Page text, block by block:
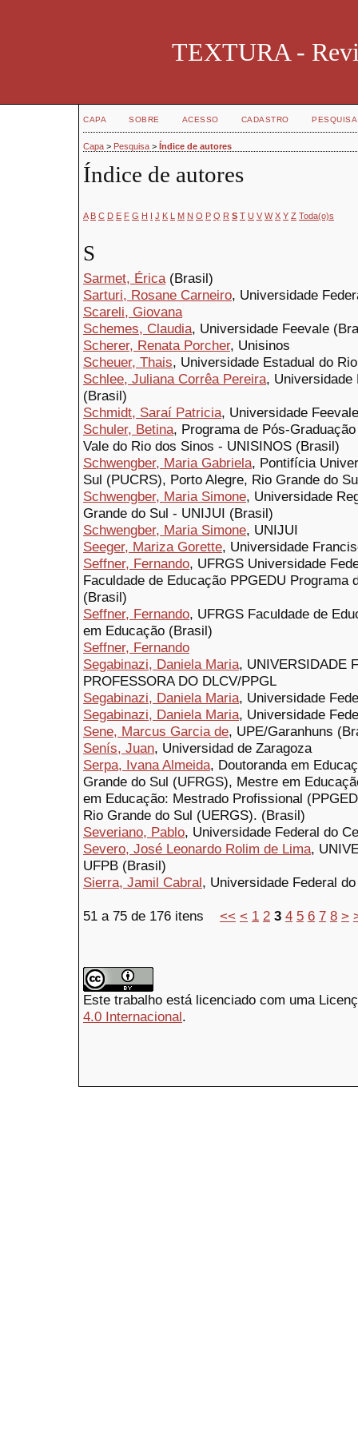
TEXTURA -
CAPA SOBRE ACESSO CADASTRO PESQUISA
Capa > Pesquisa > Índice de autores
Índice de autores
A B C D E F G H I J K L M N O P Q R S T U V W X Y Z Toda(o)s
S
Sarmet, Érica(Brasil)
Sarturi, Rosane Carneiro, Universidade
Scareli, Giovana
Schemes, Claudia, Universidade Feevale
Scherer, Renata Porcher, Unisinos
Scheuer, Thais, Universidade Estadual do
Schlee, Juliana Corrêa Pereira, Universidade
(Brasil)
Schmidt, Saraí Patricia, Universidade
Schuler, Betina, Programa de Pós-
Vale do Rio dos Sinos - UNISINOS (Brasil)
Schwengber, Maria Gabriela, Pontifícia
Sul (PUCRS), Porto Alegre, Rio Grande do
Schwengber, Maria Simone, Universidade
Grande do Sul - UNIJUI (Brasil)
Schwengber, Maria Simone, UNIJUI
Seeger, Mariza Gorette, Universidade
Seffner, Fernando, UFRGS Universidade
Faculdade de Educação PPGEDU Programa
(Brasil)
Seffner, Fernando, UFRGS Faculdade de
em Educação (Brasil)
Seffner, Fernando
Segabinazi, Daniela Maria, UNIVERSIDADE
PROFESSORA DO DLCV/PPGL
Segabinazi, Daniela Maria, Universidade
Segabinazi, Daniela Maria, Universidade
Sene, Marcus Garcia de, UPE/Garanhuns
Senís, Juan, Universidad de Zaragoza
Serpa, Ivana Almeida, Doutoranda em
Grande do Sul (UFRGS), Mestre em
em Educação: Mestrado Profissional
Rio Grande do Sul (UERGS). (Brasil)
Severiano, Pablo, Universidade Federal do
Severo, José Leonardo Rolim de Lima,
UFPB (Brasil)
Sierra, Jamil Cabral, Universidade Federal
51 a 75 de 176 itens << < 1 2 3 4 5 6 7 8 >
Este trabalho está licenciado com uma
4.0 Internacional.